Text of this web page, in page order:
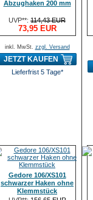
Abzughaken 200 mm
UVP**: 114,43 EUR
73,95 EUR
inkl. MwSt. zzgl. Versand
JETZT KAUFEN
Lieferfrist 5 Tage*
Gedore 106/XS101
schwarzer Haken ohne
Klemmstück